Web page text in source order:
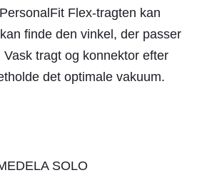
Flex-tragten kan
finde den vinkel, der passer
tragt og konnektor efter
det optimale vakuum.
SOLO